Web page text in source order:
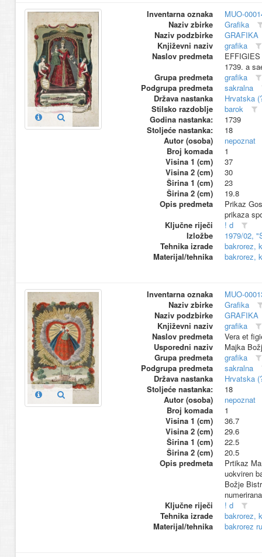
Inventarna oznaka
MUO-
Naziv zbirke
Grafika
Naziv podzbirke
GRAFIKA
Književni naziv
grafika
Naslov predmeta
1739. a
Grupa predmeta
grafika
Podgrupa predmeta
sakralna
Država nastanka
Hrvatska
Stilsko razdoblje
barok
Godina nastanka:
1739
Stoljeće nastanka:
18
Autor (osoba)
nepoznat
Broj komada
1
Visina 1 (cm)
37
Visina 2 (cm)
30
Širina 1 (cm)
23
Širina 2 (cm)
19.8
Opis predmeta
Prikaz
prikaza
Ključne riječi
! d
Izložbe
1979/02,
Tehnika izrade
bakrorez,
Materijal/tehnika
bakrorez,
Inventarna oznaka
MUO-
Naziv zbirke
Grafika
Naziv podzbirke
GRAFIKA
Književni naziv
grafika
Naslov predmeta
Vera et
Usporedni naziv
Majka
Grupa predmeta
grafika
Podgrupa predmeta
sakralna
Država nastanka
Hrvatska
Stoljeće nastanka:
18
Autor (osoba)
nepoznat
Broj komada
1
Visina 1 (cm)
36.7
Visina 2 (cm)
29.6
Širina 1 (cm)
22.5
Širina 2 (cm)
20.5
Opis predmeta
Prtikaz
uokviren
Božje
Ključne riječi
! d
Tehnika izrade
bakrorez,
Materijal/tehnika
bakrorez